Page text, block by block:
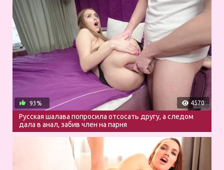
4570
93%
Русская шалава попросила отсосать другу, а следом
дала в анал, забив член на парня